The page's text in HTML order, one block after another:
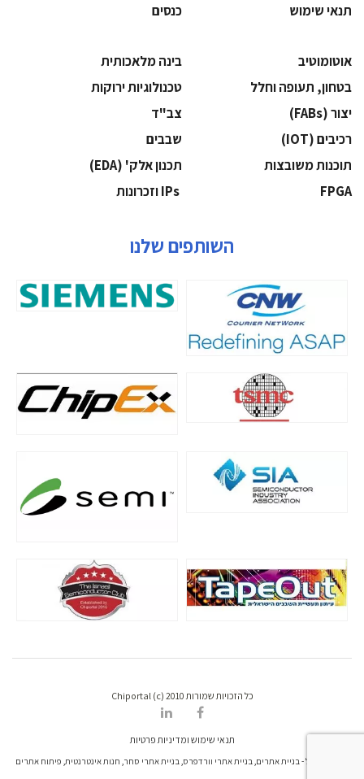
תנאי שימוש
כנסים
אוטומוטיב
בינה מלאכותית
בטחון, תעופה וחלל
‫טכנולוגיות ירוקות‬
‫יצור (‪(FABs‬‬
‫צב"ד‬
‫רכיבים‬ (IOT)
‫שבבים‬
‫תוכנות משובצות‬
‫תכנון אלק' (‪(EDA‬‬
‫‪FPGA‬‬
השותפים שלנו
כל הזכויות שמורות Chiportal (c) 2010
תנאי שימוש ומדיניות פרטיות
דרונט דיגיטל - בניית אתרים, בניית אתרי וורדפרס, בניית אתרי סחר, חנות אינטרנטית, פיתוח אתרים